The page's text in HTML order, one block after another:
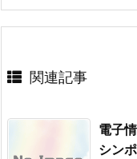
関連記事
電子
シン